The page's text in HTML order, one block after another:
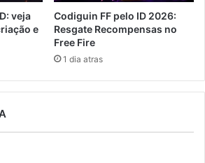
veja
e
Codiguin FF pelo ID 2026:
Resgate Recompensas no
Free Fire
1 dia atras